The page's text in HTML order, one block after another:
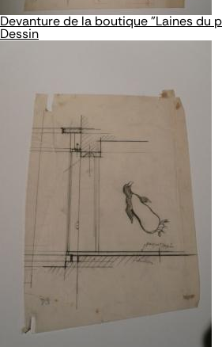
Devanture de la boutique "Laines du
Dessin